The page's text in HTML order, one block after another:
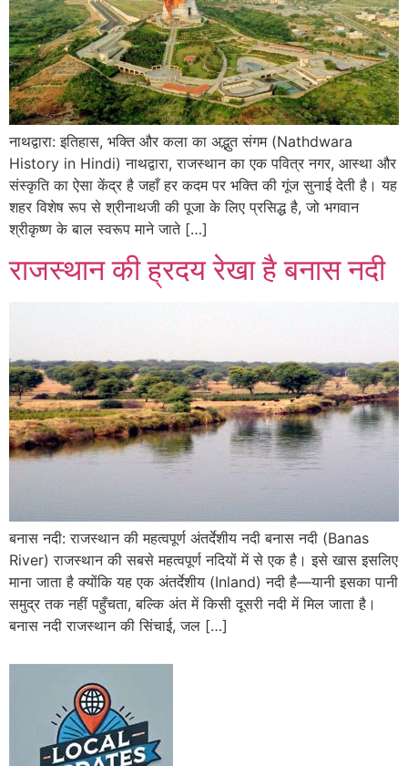
नाथद्वारा: इतिहास, भक्ति और कला का अद्भुत संगम (Nathdwara
History in Hindi) नाथद्वारा, राजस्थान का एक पवित्र नगर, आस्था और
संस्कृति का ऐसा केंद्र है जहाँ हर कदम पर भक्ति की गूंज सुनाई देती है। यह
शहर विशेष रूप से श्रीनाथजी की पूजा के लिए प्रसिद्ध है, जो भगवान
श्रीकृष्ण के बाल स्वरूप माने जाते […]
राजस्थान की ह्रदय रेखा है बनास नदी
बनास नदी: राजस्थान की महत्वपूर्ण अंतर्देशीय नदी बनास नदी (Banas
River) राजस्थान की सबसे महत्वपूर्ण नदियों में से एक है। इसे खास इसलिए
माना जाता है क्योंकि यह एक अंतर्देशीय (Inland) नदी है—यानी इसका पानी
समुद्र तक नहीं पहुँचता, बल्कि अंत में किसी दूसरी नदी में मिल जाता है।
बनास नदी राजस्थान की सिंचाई, जल […]